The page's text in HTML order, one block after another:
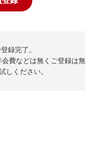
録完了。
会費などは無くご登録は無
しください。